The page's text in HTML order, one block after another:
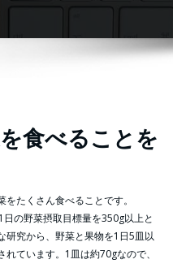
食べることを
たくさん食べることです。
の野菜摂取目標量を350g以上と
研究から、野菜と果物を1日5皿以
ています。1皿は約70gなので、